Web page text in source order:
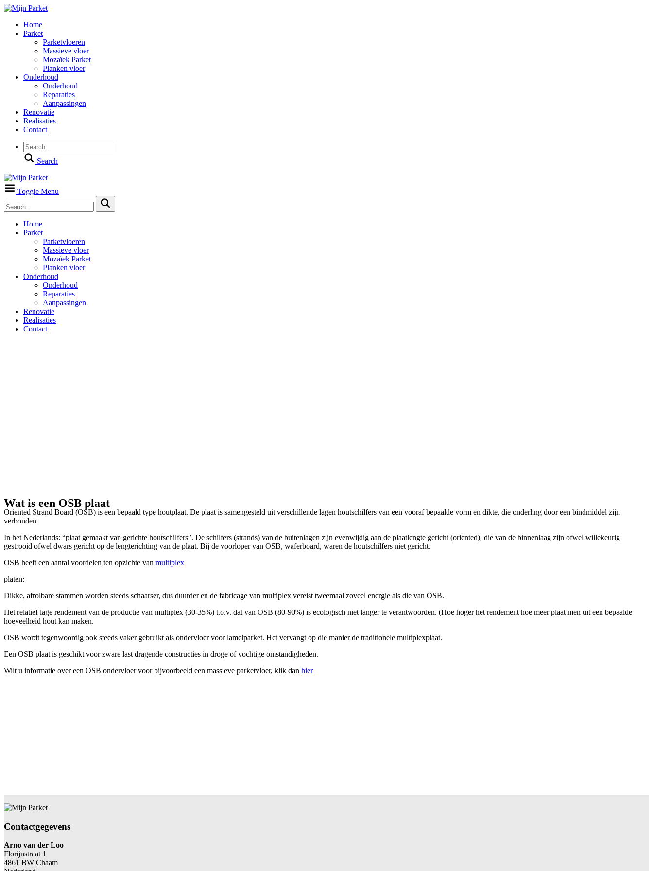
Home
Parket
Parketvloeren
Massieve vloer
Mozaïek Parket
Planken vloer
Onderhoud
Onderhoud
Reparaties
Aanpassingen
Renovatie
Realisaties
Contact
Search
Toggle Menu
Home
Parket
Parketvloeren
Massieve vloer
Mozaïek Parket
Planken vloer
Onderhoud
Onderhoud
Reparaties
Aanpassingen
Renovatie
Realisaties
Contact
Wat is een OSB plaat
Oriented Strand Board (OSB) is een bepaald type houtplaat. De plaat is samengesteld uit verschillende lagen houtschilfers van een vooraf bepaalde vorm en dikte, die onderling door een bindmiddel zijn
verbonden.
In het Nederlands: “plaat gemaakt van gerichte houtschilfers”. De schilfers (strands) van de buitenlagen zijn evenwijdig aan de plaatlengte gericht (oriented), die van de binnenlaag zijn ofwel willekeurig
gestrooid ofwel dwars gericht op de lengterichting van de plaat. Bij de voorloper van OSB, waferboard, waren de houtschilfers niet gericht.
OSB heeft een aantal voordelen ten opzichte van multiplex
platen:
Dikke, afrolbare stammen worden steeds schaarser, dus duurder en de fabricage van multiplex vereist tweemaal zoveel energie als die van OSB.
Het relatief lage rendement van de productie van multiplex (30-35%) t.o.v. dat van OSB (80-90%) is ecologisch niet langer te verantwoorden. (Hoe hoger het rendement hoe meer plaat men uit een bepaalde
hoeveelheid hout kan maken.
OSB wordt tegenwoordig ook steeds vaker gebruikt als ondervloer voor lamelparket. Het vervangt op die manier de traditionele multiplexplaat.
Een OSB plaat is geschikt voor zware last dragende constructies in droge of vochtige omstandigheden.
Wilt u informatie over een OSB ondervloer voor bijvoorbeeld een massieve parketvloer, klik dan hier
Contactgegevens
Arno van der Loo
Florijnstraat 1
4861 BW Chaam